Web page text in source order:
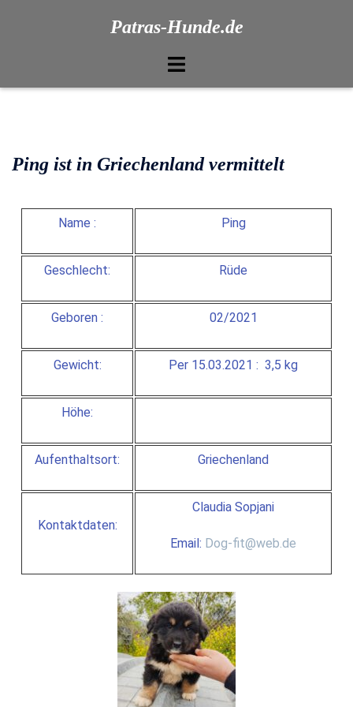
Patras-Hunde.de
Ping ist in Griechenland vermittelt
Name : Ping
Geschlecht: Rüde
Geboren : 02/2021
Gewicht: Per 15.03.2021 : 3,5 kg
Höhe:
Aufenthaltsort: Griechenland
Kontaktdaten:
Claudia Sopjani
Email: Dog-fit@web.de